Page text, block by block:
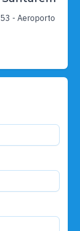
- Aeroporto